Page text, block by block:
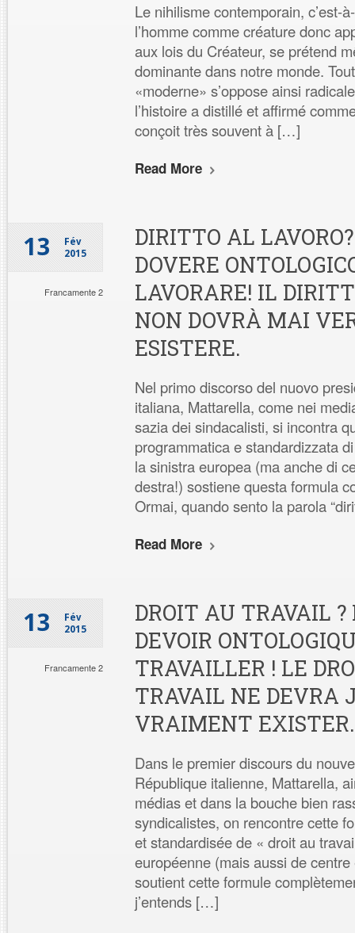
Le nihilisme contemporain, c’est-
l’homme comme créature donc
aux lois du Créateur, se prétend
dominante dans notre monde.
«moderne» s’oppose ainsi
l’histoire a distillé et affirmé
conçoit très souvent à […]
Read More
13
Fév
2015
Francamente 2
DIRITTO AL
DOVERE
LAVORARE! IL
NON DOVRÀ MAI
ESISTERE.
Nel primo discorso del nuovo
italiana, Mattarella, come nei
sazia dei sindacalisti, si incontra
programmatica e standardizzata
la sinistra europea (ma anche di
destra!) sostiene questa formula
Ormai, quando sento la parola
Read More
13
Fév
2015
Francamente 2
DROIT AU TRAVAIL
DEVOIR
TRAVAILLER ! LE
TRAVAIL NE DEVRA
VRAIMENT EXISTER.
Dans le premier discours du
République italienne, Mattarella,
médias et dans la bouche bien
syndicalistes, on rencontre cette
et standardisée de « droit au
européenne (mais aussi de
soutient cette formule
j’entends […]